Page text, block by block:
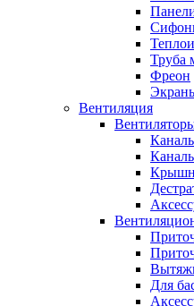
Труба
Фреон
Вентиляция
Для